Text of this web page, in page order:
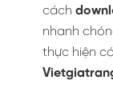
cách
nhanh
thực hiện